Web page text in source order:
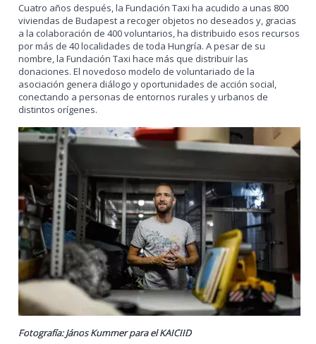
Cuatro años después, la Fundación Taxi ha acudido a unas 800
viviendas de Budapest a recoger objetos no deseados y, gracias
a la colaboración de 400 voluntarios, ha distribuido esos recursos
por más de 40 localidades de toda Hungría. A pesar de su
nombre, la Fundación Taxi hace más que distribuir las
donaciones. El novedoso modelo de voluntariado de la
asociación genera diálogo y oportunidades de acción social,
conectando a personas de entornos rurales y urbanos de
distintos orígenes.
Fotografía: János Kummer para el KAICIID